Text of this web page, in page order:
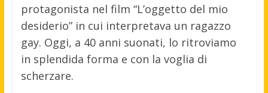
protagonista nel film “L’oggetto del mio
desiderio” in cui interpretava un ragazzo
gay. Oggi, a 40 anni suonati, lo ritroviamo
in splendida forma e con la voglia di
scherzare.